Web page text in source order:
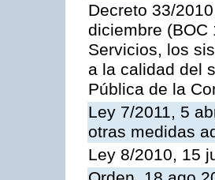
Decreto 33/
diciembre (BOC
Servicios, los
a la calidad del
Pública de la
Ley 7/2011, 5
otras medidas
Ley 8/2010, 15